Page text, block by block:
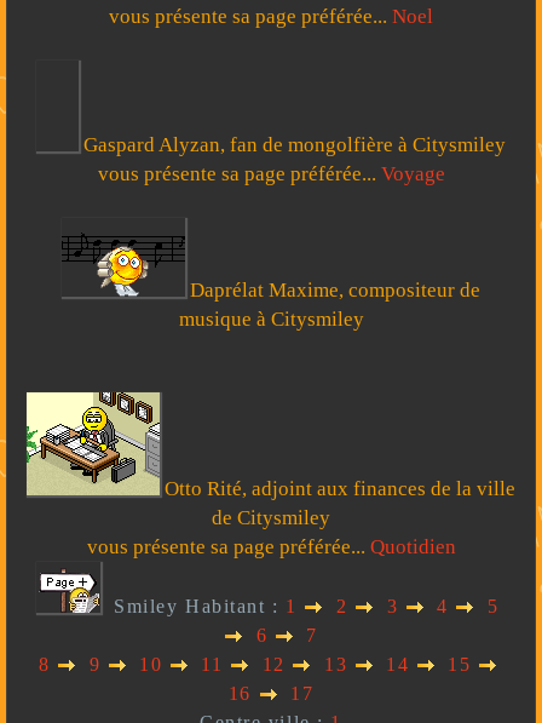
vous présente sa page préférée... Noel
Gaspard Alyzan, fan de mongolfière à Citysmiley
vous présente sa page préférée... Voyage
Daprélat Maxime, compositeur de
musique à Citysmiley
Otto Rité, adjoint aux finances de la ville
de Citysmiley
vous présente sa page préférée... Quotidien
Smiley Habitant : 1 2 3 4
5
6
7
8
9 10 11 12 13 14
15
16
17